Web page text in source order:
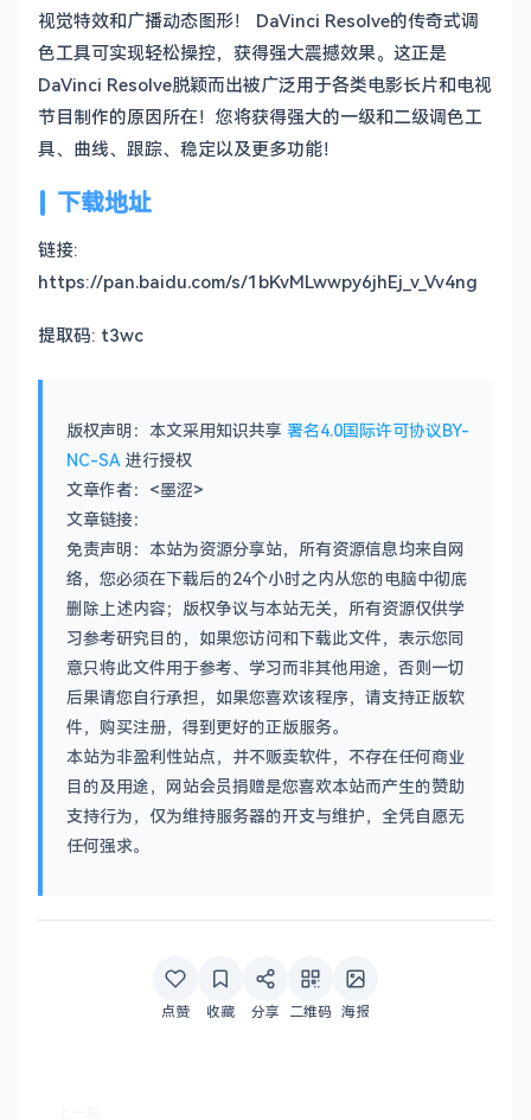
视觉特效和广播动态图形！ DaVinci Resolve的传奇式调
色工具可实现轻松操控，获得强大震撼效果。这正是
DaVinci Resolve脱颖而出被广泛用于各类电影长片和电视
节目制作的原因所在！您将获得强大的一级和二级调色工
具、曲线、跟踪、稳定以及更多功能！
下载地址
链接:
https://pan.baidu.com/s/1bKvMLwwpy6jhEj_v_Vv4ng
提取码: t3wc
版权声明：本文采用知识共享 署名4.0国际许可协议BY-
NC-SA 进行授权
文章作者：<墨涩>
文章链接：
免责声明：本站为资源分享站，所有资源信息均来自网
络，您必须在下载后的24个小时之内从您的电脑中彻底
删除上述内容；版权争议与本站无关，所有资源仅供学
习参考研究目的，如果您访问和下载此文件，表示您同
意只将此文件用于参考、学习而非其他用途，否则一切
后果请您自行承担，如果您喜欢该程序，请支持正版软
件，购买注册，得到更好的正版服务。
本站为非盈利性站点，并不贩卖软件，不存在任何商业
目的及用途，网站会员捐赠是您喜欢本站而产生的赞助
支持行为，仅为维持服务器的开支与维护，全凭自愿无
任何强求。
点赞 收藏 分享 二维码 海报